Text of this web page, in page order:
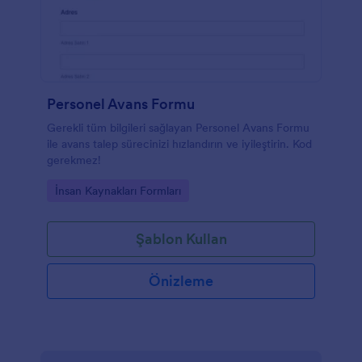
Personel Avans Formu
Gerekli tüm bilgileri sağlayan Personel Avans Formu
ile avans talep sürecinizi hızlandırın ve iyileştirin. Kod
gerekmez!
Go to Category:
İnsan Kaynakları Formları
Şablon Kullan
Önizleme